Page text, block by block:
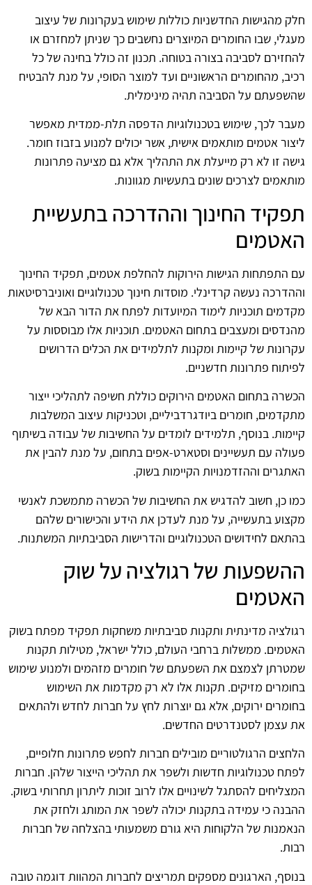
חלק מהגישות החדשניות כוללות שימוש בעקרונות של עיצוב
מעגלי, שבו החומרים המיוצרים נחשבים כך שניתן למחזרם או
להחזירם לסביבה בצורה בטוחה. תכנון זה כולל בחינה של כל
רכיב, מהחומרים הראשוניים ועד למוצר הסופי, על מנת להבטיח
שהשפעתם על הסביבה תהיה מינימלית.
מעבר לכך, שימוש בטכנולוגיות הדפסה תלת-ממדית מאפשר
ליצור אטמים מותאמים אישית, אשר יכולים למנוע בזבוז חומר.
גישה זו לא רק מייעלת את התהליך אלא גם מציעה פתרונות
מותאמים לצרכים שונים בתעשיות מגוונות.
תפקיד החינוך וההדרכה בתעשיית
האטמים
עם התפתחות הגישות הירוקות להחלפת אטמים, תפקיד החינוך
וההדרכה נעשה קרדינלי. מוסדות חינוך טכנולוגיים ואוניברסיטאות
מקדמים תוכניות לימוד המיועדות לפתח את הדור הבא של
מהנדסים ומעצבים בתחום האטמים. תוכניות אלו מבוססות על
עקרונות של קיימות ומקנות לתלמידים את הכלים הדרושים
לפיתוח פתרונות חדשניים.
הכשרה בתחום האטמים הירוקים כוללת חשיפה לתהליכי ייצור
מתקדמים, חומרים ביודגרדביליים, וטכניקות עיצוב המשלבות
קיימות. בנוסף, תלמידים לומדים על החשיבות של עבודה בשיתוף
פעולה עם תעשיינים וסטארט-אפים בתחום, על מנת להבין את
האתגרים וההזדמנויות הקיימות בשוק.
כמו כן, חשוב להדגיש את החשיבות של הכשרה מתמשכת לאנשי
מקצוע בתעשייה, על מנת לעדכן את הידע והכישורים שלהם
בהתאם לחידושים הטכנולוגיים והדרישות הסביבתיות המשתנות.
ההשפעות של רגולציה על שוק
האטמים
רגולציה מדינתית ותקנות סביבתיות משחקות תפקיד מפתח בשוק
האטמים. ממשלות ברחבי העולם, כולל ישראל, מטילות תקנות
שמטרתן לצמצם את השפעתם של חומרים מזהמים ולמנוע שימוש
בחומרים מזיקים. תקנות אלו לא רק מקדמות את השימוש
בחומרים ירוקים, אלא גם יוצרות לחץ על חברות לחדש ולהתאים
את עצמן לסטנדרטים החדשים.
הלחצים הרגולטוריים מובילים חברות לחפש פתרונות חלופיים,
לפתח טכנולוגיות חדשות ולשפר את תהליכי הייצור שלהן. חברות
המצליחים להסתגל לשינויים אלו לרוב זוכות ליתרון תחרותי בשוק.
ההבנה כי עמידה בתקנות יכולה לשפר את המותג ולחזק את
הנאמנות של הלקוחות היא גורם משמעותי בהצלחה של חברות
רבות.
בנוסף, הארגונים מספקים תמריצים לחברות המהוות דוגמה טובה